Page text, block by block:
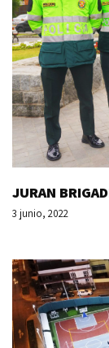
JURAN
3 junio, 2022